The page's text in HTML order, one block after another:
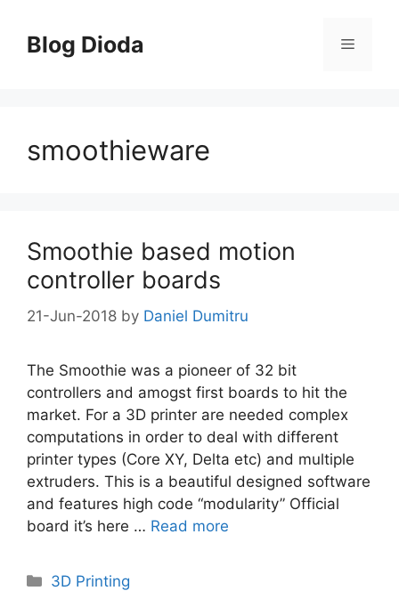
contentBlog Dioda Menu
smoothieware
Smoothie based motion
controller boards
21-Jun-2018 by Daniel Dumitru
The Smoothie was a pioneer of 32 bit
controllers and amogst first boards to hit the
market. For a 3D printer are needed complex
computations in order to deal with different
printer types (Core XY, Delta etc) and multiple
extruders. This is a beautiful designed software
and features high code “modularity” Official
board it’s here … Read more
Categories
3D Printing